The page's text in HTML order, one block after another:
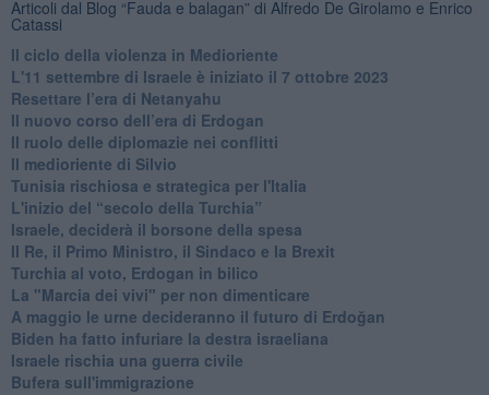
Articoli dal Blog “Fauda e balagan” di Alfredo De Girolamo e Enrico
Catassi
Il ciclo della violenza in Medioriente
L'11 settembre di Israele è iniziato il 7 ottobre 2023
Resettare l’era di Netanyahu
​Il nuovo corso dell’era di Erdogan
Il ruolo delle diplomazie nei conflitti
Il medioriente di Silvio
Tunisia rischiosa e strategica per l'Italia
L'inizio del “secolo della Turchia”
Israele, deciderà il borsone della spesa
Il Re, il Primo Ministro, il Sindaco e la Brexit
Turchia al voto, Erdogan in bilico
La "Marcia dei vivi" per non dimenticare
A maggio le urne decideranno il futuro di Erdoğan
Biden ha fatto infuriare la destra israeliana
Israele rischia una guerra civile
Bufera sull'immigrazione